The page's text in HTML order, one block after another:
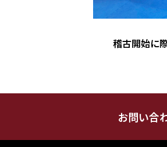
稽古開始に
お問い合